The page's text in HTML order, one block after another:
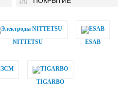
NITTETSU ESAB
TIGARBO